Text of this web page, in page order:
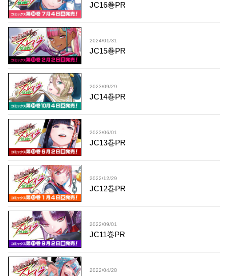
JC16巻PR
2024/01/31
JC15巻PR
2023/09/29
JC14巻PR
2023/06/01
JC13巻PR
2022/12/29
JC12巻PR
2022/09/01
JC11巻PR
2022/04/28